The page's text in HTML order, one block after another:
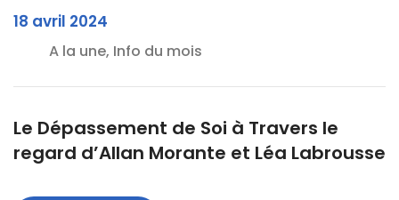
18 avril 2024
A la une, Info du mois
Le Dépassement de Soi à Travers le
regard d’Allan Morante et Léa Labrousse